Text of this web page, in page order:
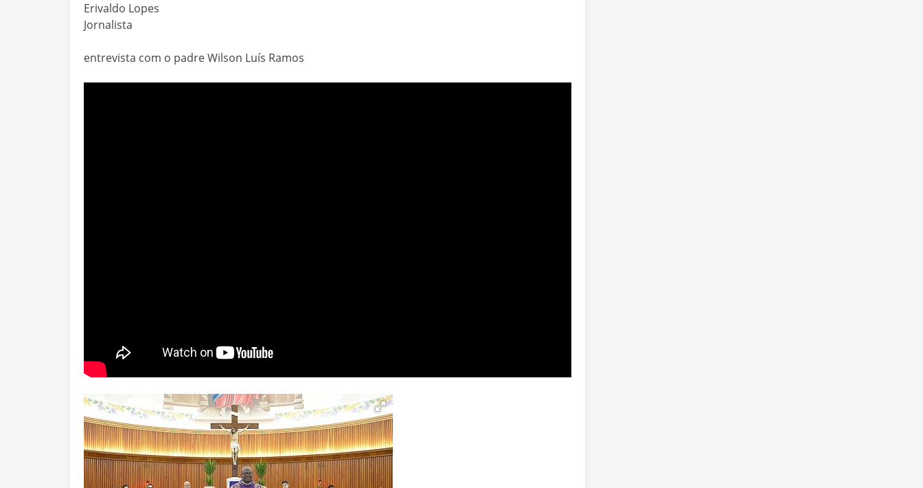
Erivaldo Lopes
Jornalista
entrevista com o padre Wilson Luís Ramos